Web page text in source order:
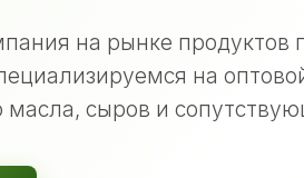
на рынке продуктов
на
сыров и